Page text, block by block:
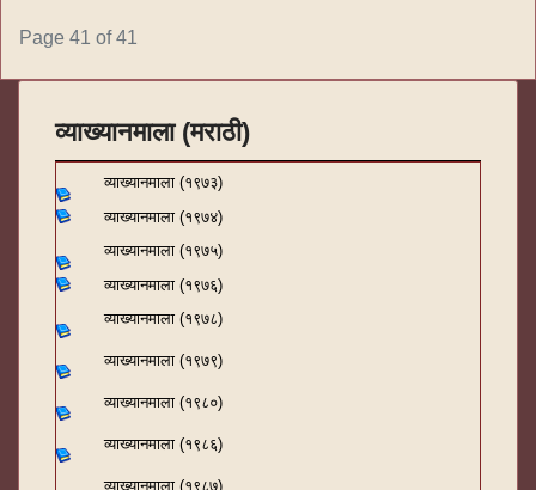
Page 41 of 41
व्याख्यानमाला (मराठी)
व्याख्यानमाला (१९७३)
व्याख्यानमाला (१९७४)
व्याख्यानमाला (१९७५)
व्याख्यानमाला (१९७६)
व्याख्यानमाला (१९७८)
व्याख्यानमाला (१९७९)
व्याख्यानमाला (१९८०)
व्याख्यानमाला (१९८६)
व्याख्यानमाला (१९८७)